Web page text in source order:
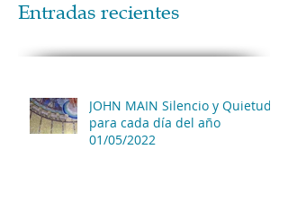
Entradas recientes
JOHN MAIN Silencio y Quietud
para cada día del año
01/05/2022